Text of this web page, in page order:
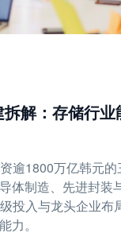
解：存储行
逾1800万亿韩元的
体制造、先进封装
投入与龙头企业布
力。